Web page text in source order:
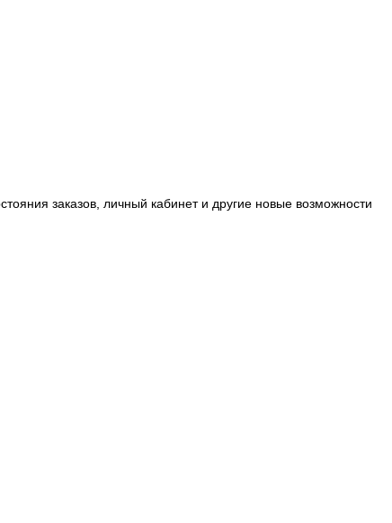
заказов, личный кабинет и другие новые возможности